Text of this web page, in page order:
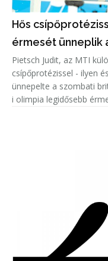
Hős
érmesét ünneplik
Pietsch Judit, az MTI
csípőprotézissel - ilyen
ünnepelte a szombati
i olimpia legidősebb